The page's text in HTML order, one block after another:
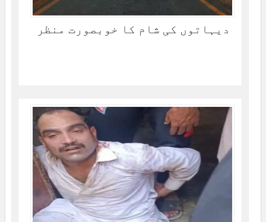
دیہاتوں کی شام کا خوبصورت منظر